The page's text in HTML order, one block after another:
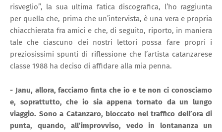
risveglio”, la sua ultima fatica discografica, l’ho raggiunta
per quella che, prima che un’intervista, è una vera e propria
chiacchierata fra amici e che, di seguito, riporto, in maniera
tale che ciascuno dei nostri lettori possa fare propri i
preziosissimi spunti di riflessione che l’artista catanzarese
classe 1988 ha deciso di affidare alla mia penna.
- Janu, allora, facciamo finta che io e te non ci conosciamo
e, soprattutto, che io sia appena tornato da un lungo
viaggio. Sono a Catanzaro, bloccato nel traffico dell’ora di
punta, quando, all’improvviso, vedo in lontananza un